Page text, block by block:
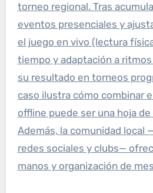
torneo regional. Tras
eventos presenciales y
el juego en vivo (lectura
tiempo y adaptación a
su resultado en torneos
caso ilustra cómo combinar
offline puede ser una hoja
Además, la comunidad local
redes sociales y clubs—
manos y organización de